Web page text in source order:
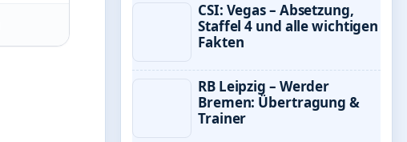
CSI: Vegas – Absetzung,
Staffel 4 und alle wichtigen
Fakten
RB Leipzig – Werder
Bremen: Übertragung &
Trainer